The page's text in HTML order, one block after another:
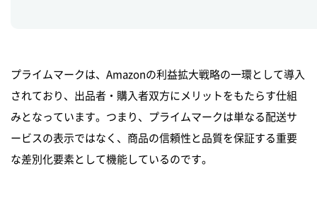
プライムマークは、Amazonの利益拡大戦略の一環として導入
されており、出品者・購入者双方にメリットをもたらす仕組
みとなっています。つまり、プライムマークは単なる配送サ
ービスの表示ではなく、商品の信頼性と品質を保証する重要
な差別化要素として機能しているのです。